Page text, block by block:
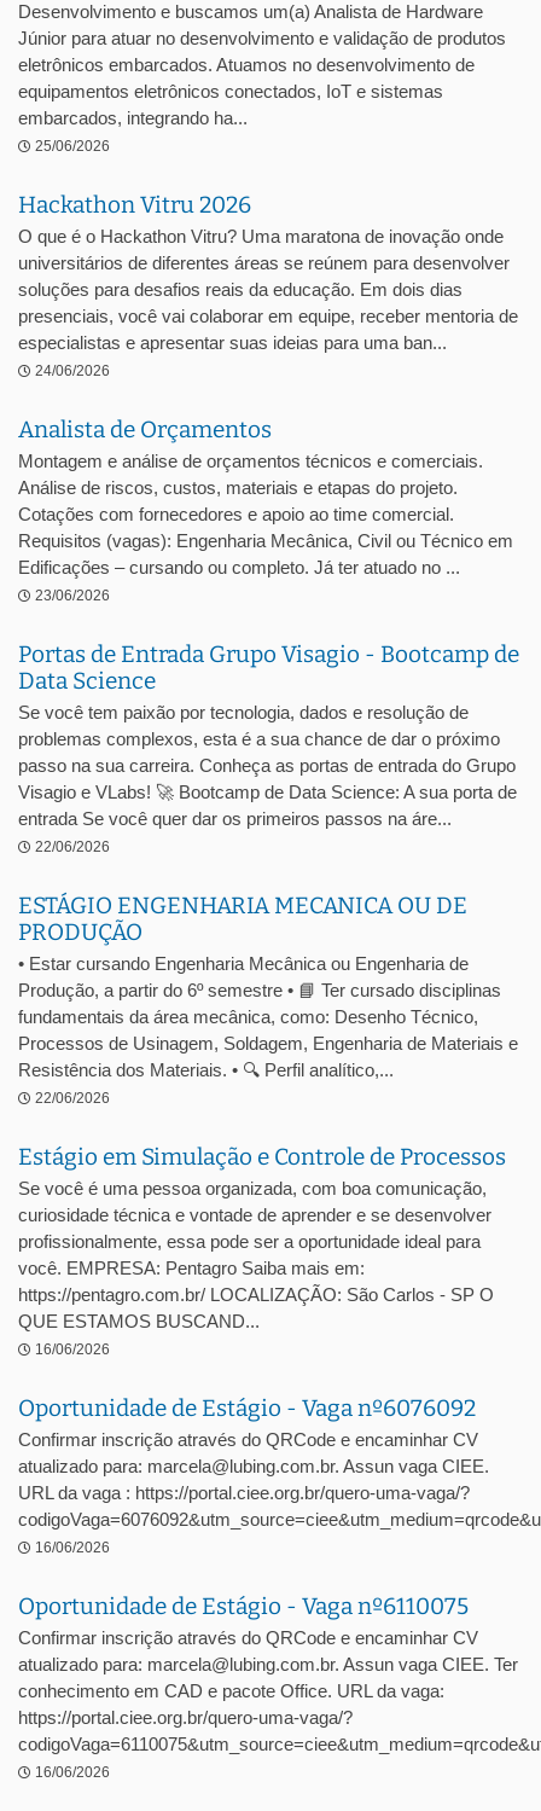
Desenvolvimento e buscamos um(a) Analista de Hardware
Júnior para atuar no desenvolvimento e validação de produtos
eletrônicos embarcados. Atuamos no desenvolvimento de
equipamentos eletrônicos conectados, IoT e sistemas
embarcados, integrando ha...
25/06/2026
Hackathon Vitru 2026
O que é o Hackathon Vitru? Uma maratona de inovação onde
universitários de diferentes áreas se reúnem para desenvolver
soluções para desafios reais da educação. Em dois dias
presenciais, você vai colaborar em equipe, receber mentoria de
especialistas e apresentar suas ideias para uma ban...
24/06/2026
Analista de Orçamentos
Montagem e análise de orçamentos técnicos e comerciais.
Análise de riscos, custos, materiais e etapas do projeto.
Cotações com fornecedores e apoio ao time comercial.
Requisitos (vagas): Engenharia Mecânica, Civil ou Técnico em
Edificações – cursando ou completo. Já ter atuado no ...
23/06/2026
Portas de Entrada Grupo Visagio - Bootcamp de
Data Science
Se você tem paixão por tecnologia, dados e resolução de
problemas complexos, esta é a sua chance de dar o próximo
passo na sua carreira. Conheça as portas de entrada do Grupo
Visagio e VLabs! 🚀 Bootcamp de Data Science: A sua porta de
entrada Se você quer dar os primeiros passos na áre...
22/06/2026
ESTÁGIO ENGENHARIA MECANICA OU DE
PRODUÇÃO
• Estar cursando Engenharia Mecânica ou Engenharia de
Produção, a partir do 6º semestre • 📘 Ter cursado disciplinas
fundamentais da área mecânica, como: Desenho Técnico,
Processos de Usinagem, Soldagem, Engenharia de Materiais e
Resistência dos Materiais. • 🔍 Perfil analítico,...
22/06/2026
Estágio em Simulação e Controle de Processos
Se você é uma pessoa organizada, com boa comunicação,
curiosidade técnica e vontade de aprender e se desenvolver
profissionalmente, essa pode ser a oportunidade ideal para
você. EMPRESA: Pentagro Saiba mais em:
https://pentagro.com.br/ LOCALIZAÇÃO: São Carlos - SP O
QUE ESTAMOS BUSCAND...
16/06/2026
Oportunidade de Estágio - Vaga nº6076092
Confirmar inscrição através do QRCode e encaminhar CV
atualizado para: marcela@lubing.com.br. Assun vaga CIEE.
URL da vaga : https://portal.ciee.org.br/quero-uma-vaga/?
16/06/2026
Oportunidade de Estágio - Vaga nº6110075
Confirmar inscrição através do QRCode e encaminhar CV
atualizado para: marcela@lubing.com.br. Assun vaga CIEE. Ter
conhecimento em CAD e pacote Office. URL da vaga:
https://portal.ciee.org.br/quero-uma-vaga/?
16/06/2026